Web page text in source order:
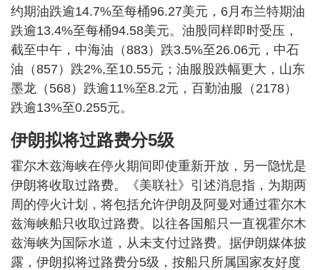
约期油跌逾14.7%至每桶96.27美元，6月布兰特期油
跌逾13.4%至每桶94.58美元。油股同样即时受压，
截至中午，中海油（883）跌3.5%至26.06元，中石
油（857）跌2%,至10.55元；油服股跌幅更大，山东
墨龙（568）跌逾11%至8.2元，百勤油服（2178）
跌逾13%至0.255元。
伊朗拟将过路费分5级
霍尔木兹海峡在停火期间即使重新开放，另一隐忧是
伊朗将收取过路费。《美联社》引述消息指，为期两
周的停火计划，将包括允许伊朗及阿曼对通过霍尔木
兹海峡船只收取过路费。以往各国船只一直视霍尔木
兹海峡为国际水道，从未支付过路费。据伊朗媒体披
露，伊朗拟将过路费分5级，按船只所属国家友好度